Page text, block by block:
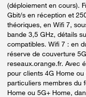
(déploiement en cours).
Gbit/s en réception et
théoriques, en Wifi 7,
bande 3,5 GHz, détails
compatibles. Wifi 7 : en
réserve de couverture
reseaux.orange.fr. Avec
pour clients 4G Home
particuliers membres du
Home ou 5G+ Home,